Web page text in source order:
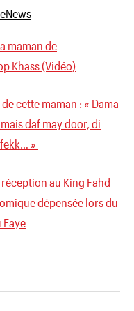
maman de
Khass (Vidéo)
cette maman : « Dama
daf may door, di
»
au King Fahd
dépensée lors du